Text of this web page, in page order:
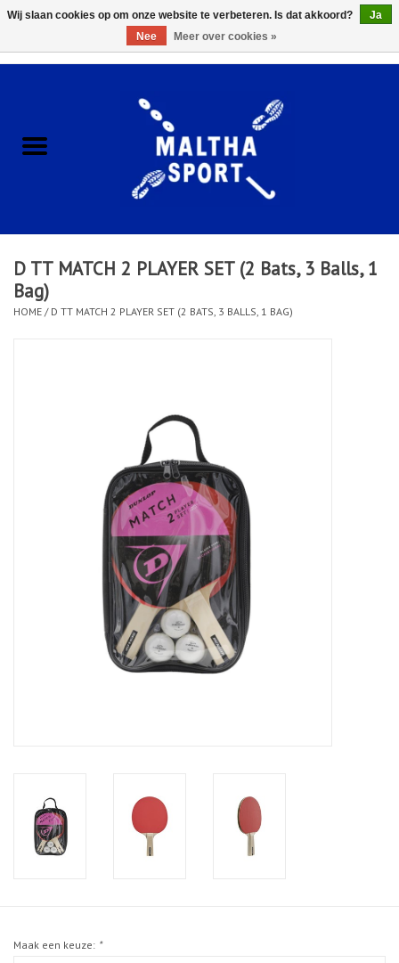
ACCESSOIRES/HARDWARE
KLEDING
CLUBSHOPS
D TT MATCH 2 PLAYER SET (2 Bats, 3 Balls, 1
Bag)
HOME / D TT MATCH 2 PLAYER SET (2 BATS, 3 BALLS, 1 BAG)
Maak een keuze: *
Wij slaan cookies op om onze website te verbeteren. Is dat akkoord?
Ja
Nee
Meer over cookies »